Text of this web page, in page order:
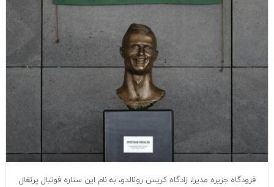
فرودگاه جزیره مدیرا، زادگاه کریس رونالدو، به نام این ستاره فوتبال پرتغال